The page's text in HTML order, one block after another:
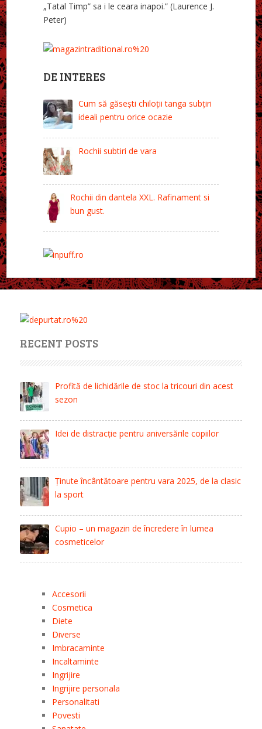
„Tatal Timp” sa i le ceara inapoi.” (Laurence J.
Peter)
DE INTERES
Cum să găsești chiloții tanga subțiri
ideali pentru orice ocazie
Rochii subtiri de vara
Rochii din dantela XXL. Rafinament si
bun gust.
RECENT POSTS
Profită de lichidările de stoc la tricouri din acest
sezon
Idei de distracție pentru aniversările copiilor
Ținute încântătoare pentru vara 2025, de la clasic
la sport
Cupio – un magazin de încredere în lumea
cosmeticelor
Accesorii
Cosmetica
Diete
Diverse
Imbracaminte
Incaltaminte
Ingrijire
Ingrijire personala
Personalitati
Povesti